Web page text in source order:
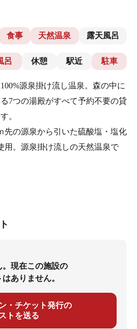
食事 天然温泉 露天風呂
呂 休憩 駅近 駐車
源泉掛け流し温泉。森の中に
7つの湯殿がすべて予約不要の貸
。
先の源泉から引いた硫酸塩・塩化
用。源泉掛け流しの天然温泉で
現在この施設の
ありません。
・チケット発行の
トを送る